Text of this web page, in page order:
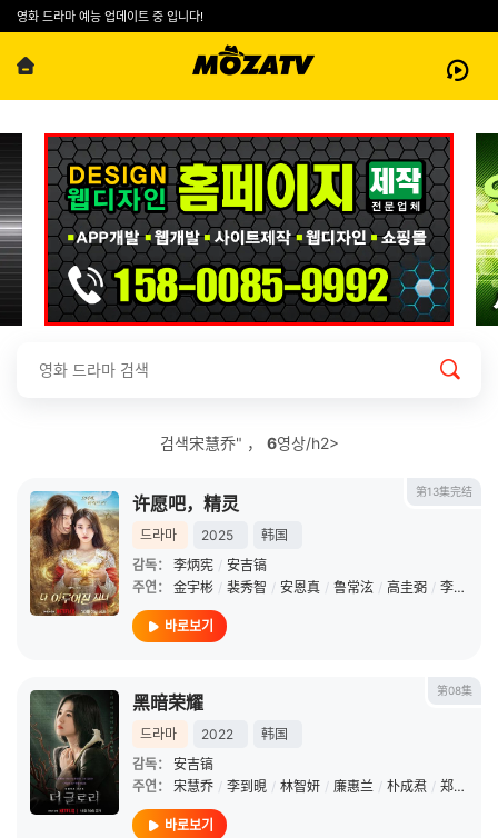
영화 드라마 예능 업데이트 중 입니다!
검색宋慧乔" ， 6영상/h2>
第13集完结
许愿吧，精灵
드라마 2025
韩国
감독：
李炳宪 / 安吉镐
주연：
金宇彬 / 裴秀智 / 安恩真 / 鲁常泫 / 高圭弼 / 李周英
바로보기
第08集
黑暗荣耀
드라마 2022
韩国
감독：
安吉镐
주연：
宋慧乔 / 李到晛 / 林智妍 / 廉惠兰 / 朴成焄 / 郑星一
바로보기